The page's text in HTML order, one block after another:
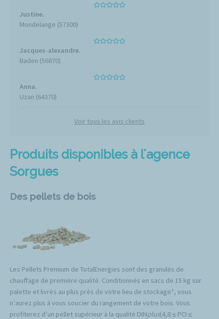
Produits disponibles à l'agence
Sorgues
Des pellets de bois
Les Pellets Premium de TotalEnergies sont des granulés de
chauffage de première qualité. Conditionnés en sacs de 15 kg sur
palette et livrés au plus près de votre lieu de stockage*, vous
n’aurez plus à vous soucier du rangement de votre bois. Vous
profiterez d’un pellet supérieur à la qualité DINplus(4,8 ≤ PCI ≤
Justine.
Mondelange (57300)
Jacques-alexandre.
Baden (56870)
Anna.
Uzan (64370)
Voir tous les avis clients